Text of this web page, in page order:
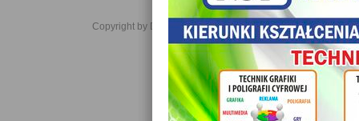
Copyright by Daniel JabĹoĹski 2006-2021. All rights